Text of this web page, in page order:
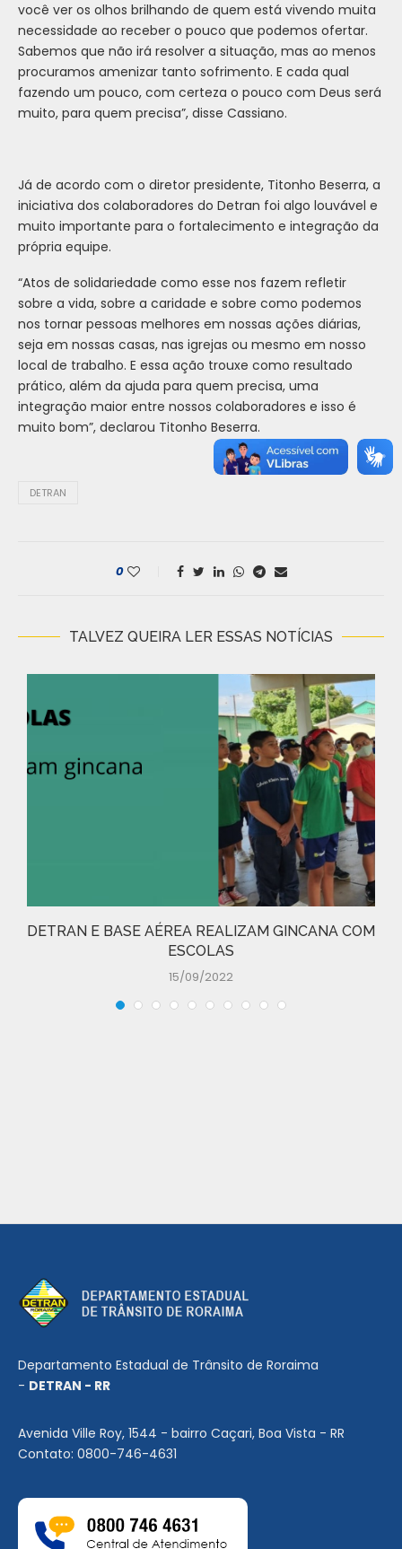
você ver os olhos brilhando de quem está vivendo muita
necessidade ao receber o pouco que podemos ofertar.
Sabemos que não irá resolver a situação, mas ao menos
procuramos amenizar tanto sofrimento. E cada qual
fazendo um pouco, com certeza o pouco com Deus será
muito, para quem precisa”, disse Cassiano.
Já de acordo com o diretor presidente, Titonho Beserra, a
iniciativa dos colaboradores do Detran foi algo louvável e
muito importante para o fortalecimento e integração da
própria equipe.
“Atos de solidariedade como esse nos fazem refletir
sobre a vida, sobre a caridade e sobre como podemos
nos tornar pessoas melhores em nossas ações diárias,
seja em nossas casas, nas igrejas ou mesmo em nosso
local de trabalho. E essa ação trouxe como resultado
prático, além da ajuda para quem precisa, uma
integração maior entre nossos colaboradores e isso é
muito bom”, declarou Titonho Beserra.
DETRAN
0
TALVEZ QUEIRA LER ESSAS NOTÍCIAS
DETRAN E BASE AÉREA REALIZAM GINCANA COM
ESCOLAS
15/09/2022
Departamento Estadual de Trânsito de Roraima
- DETRAN - RR
Avenida Ville Roy, 1544 - bairro Caçari, Boa Vista - RR
Contato: 0800-746-4631